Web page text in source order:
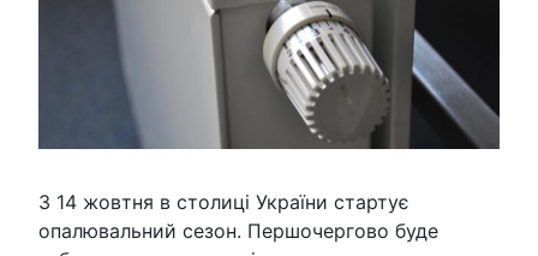
З 14 жовтня в столиці України стартує
опалювальний сезон. Першочергово буде